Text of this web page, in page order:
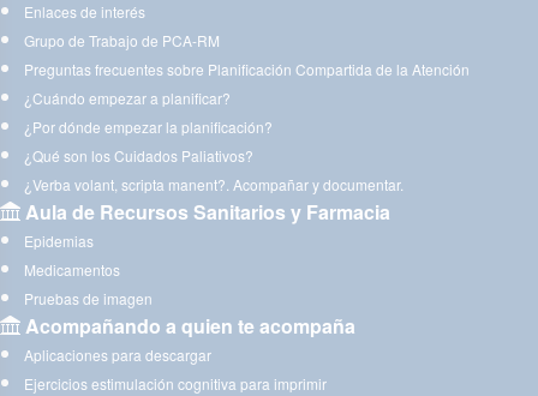
Enlaces de interés
Grupo de Trabajo de PCA-RM
Preguntas frecuentes sobre Planificación Compartida de la Atención
¿Cuándo empezar a planificar?
¿Por dónde empezar la planificación?
¿Qué son los Cuidados Paliativos?
¿Verba volant, scripta manent?. Acompañar y documentar.
Aula de Recursos Sanitarios y Farmacia
Epidemias
Medicamentos
Pruebas de imagen
Acompañando a quien te acompaña
Aplicaciones para descargar
Ejercicios estimulación cognitiva para imprimir